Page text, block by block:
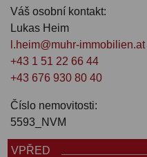
Váš osobní kontakt:
Lukas Heim
l.heim@muhr-immobilien.at
+43 1 51 22 66 44
+43 676 930 80 40
Číslo nemovitosti:
5593_NVM
VPŘED